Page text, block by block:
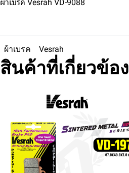
ผ้าเบรค Vesrah VD-9088
ผ้าเบรค Vesrah
สินค้าที่เกี่ยวข้อง